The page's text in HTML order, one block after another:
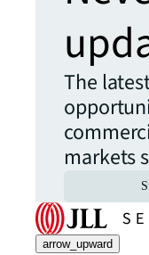
The
markets
arrow_upward